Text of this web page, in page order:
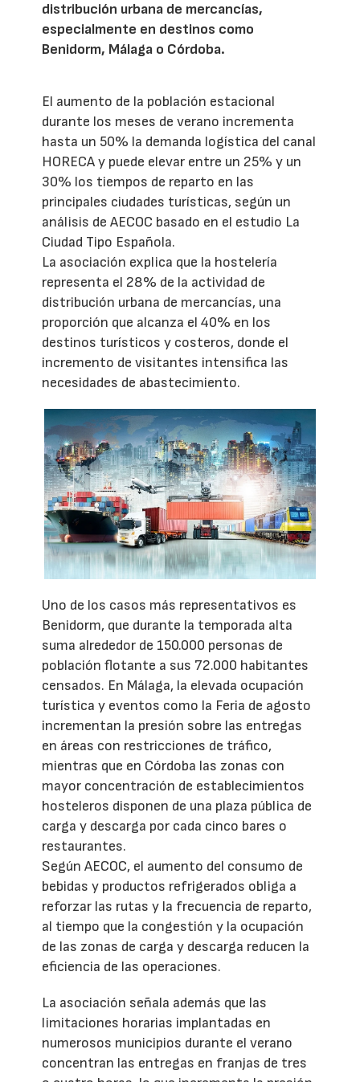
distribución urbana de mercancías,
especialmente en destinos como
Benidorm, Málaga o Córdoba.
El aumento de la población estacional
durante los meses de verano incrementa
hasta un 50% la demanda logística del canal
HORECA y puede elevar entre un 25% y un
30% los tiempos de reparto en las
principales ciudades turísticas, según un
análisis de AECOC basado en el estudio La
Ciudad Tipo Española.
La asociación explica que la hostelería
representa el 28% de la actividad de
distribución urbana de mercancías, una
proporción que alcanza el 40% en los
destinos turísticos y costeros, donde el
incremento de visitantes intensifica las
necesidades de abastecimiento.
Uno de los casos más representativos es
Benidorm, que durante la temporada alta
suma alrededor de 150.000 personas de
población flotante a sus 72.000 habitantes
censados. En Málaga, la elevada ocupación
turística y eventos como la Feria de agosto
incrementan la presión sobre las entregas
en áreas con restricciones de tráfico,
mientras que en Córdoba las zonas con
mayor concentración de establecimientos
hosteleros disponen de una plaza pública de
carga y descarga por cada cinco bares o
restaurantes.
Según AECOC, el aumento del consumo de
bebidas y productos refrigerados obliga a
reforzar las rutas y la frecuencia de reparto,
al tiempo que la congestión y la ocupación
de las zonas de carga y descarga reducen la
eficiencia de las operaciones.
La asociación señala además que las
limitaciones horarias implantadas en
numerosos municipios durante el verano
concentran las entregas en franjas de tres